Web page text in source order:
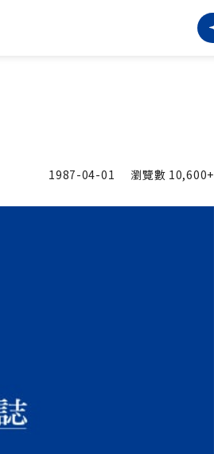
1987-04-01 瀏覽數 10,600+